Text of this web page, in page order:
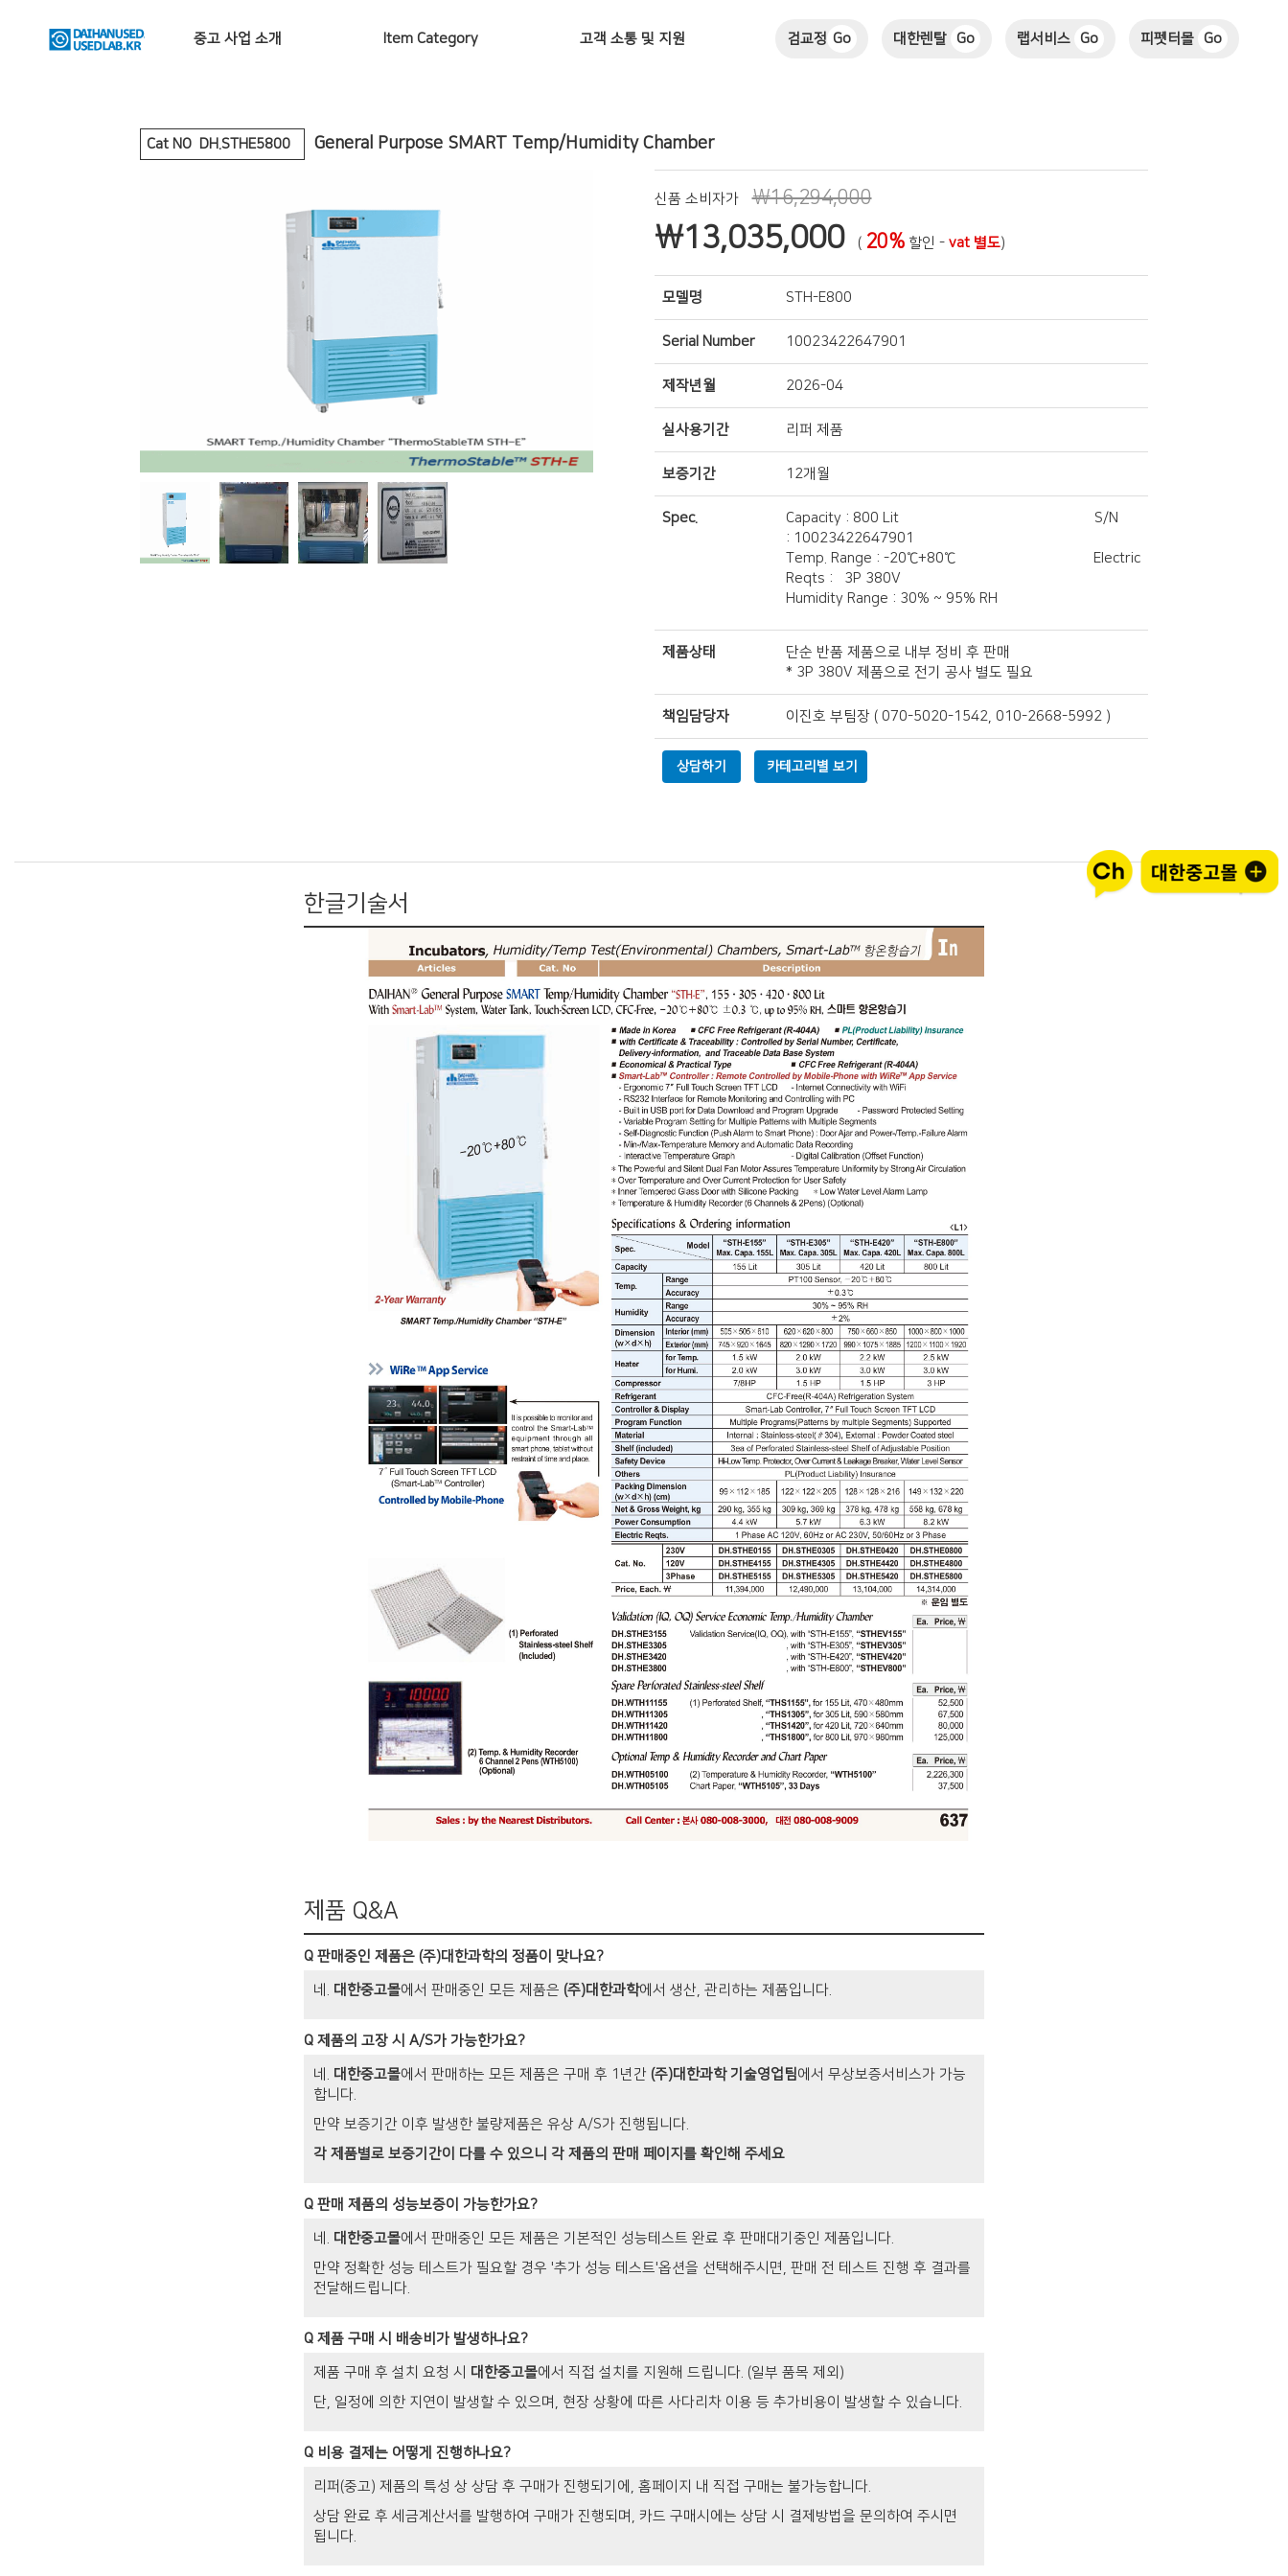
검교정 Go 대한렌탈 Go 랩서비스 Go 피펫터몰 Go
중고 사업 소개 Item Category 고객 소통 및 지원
Cat NO DH.STHE5800 General Purpose SMART Temp/Humidity Chamber
신품 소비자가 ₩16,294,000
₩13,035,000 ( 20%할인 - vat 별도)
모델명 STH-E800
Serial Number 10023422647901
제작년월 2026-04
실사용기간 리퍼 제품
보증기간 12개월
Spec.
Capacity : 800 Lit S/N
: 10023422647901
Temp. Range : -20℃+80℃ Electric
Reqts : 3P 380V
Humidity Range : 30% ~ 95% RH
제품상태
단순 반품 제품으로 내부 정비 후 판매
* 3P 380V 제품으로 전기 공사 별도 필요
책임담당자 이진호 부팀장( 070-5020-1542, 010-2668-5992)
상담하기 카테고리별 보기
한글기술서
제품 Q&A
Q 판매중인 제품은 (주)대한과학의 정품이 맞나요?
네. 대한중고몰에서 판매중인 모든 제품은 (주)대한과학에서 생산, 관리하는 제품입니다.
Q 제품의 고장 시 A/S가 가능한가요?
네. 대한중고몰에서 판매하는 모든 제품은 구매 후 1년간 (주)대한과학 기술영업팀에서 무상보증서비스가 가능
합니다.
만약 보증기간 이후 발생한 불량제품은 유상 A/S가 진행됩니다.
각 제품별로 보증기간이 다를 수 있으니 각 제품의 판매 페이지를 확인해 주세요
Q 판매 제품의 성능보증이 가능한가요?
네. 대한중고몰에서 판매중인 모든 제품은 기본적인 성능테스트 완료 후 판매대기중인 제품입니다.
만약 정확한 성능 테스트가 필요할 경우 '추가 성능 테스트'옵션을 선택해주시면, 판매 전 테스트 진행 후 결과를
전달해드립니다.
Q 제품 구매 시 배송비가 발생하나요?
제품 구매 후 설치 요청 시 대한중고몰에서 직접 설치를 지원해 드립니다. (일부 품목 제외)
단, 일정에 의한 지연이 발생할 수 있으며, 현장 상황에 따른 사다리차 이용 등 추가비용이 발생할 수 있습니다.
Q 비용 결제는 어떻게 진행하나요?
리퍼(중고) 제품의 특성 상 상담 후 구매가 진행되기에, 홈페이지 내 직접 구매는 불가능합니다.
상담 완료 후 세금계산서를 발행하여 구매가 진행되며, 카드 구매시에는 상담 시 결제방법을 문의하여 주시면
됩니다.